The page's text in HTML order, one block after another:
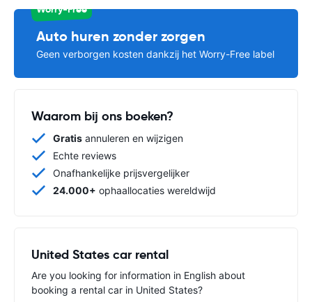
Worry-Free
Auto huren zonder zorgen
Geen verborgen kosten dankzij het Worry-Free label
Waarom bij ons boeken?
Gratis annuleren en wijzigen
Echte reviews
Onafhankelijke prijsvergelijker
24.000+ ophaallocaties wereldwijd
United States car rental
Are you looking for information in English about
booking a rental car in United States?